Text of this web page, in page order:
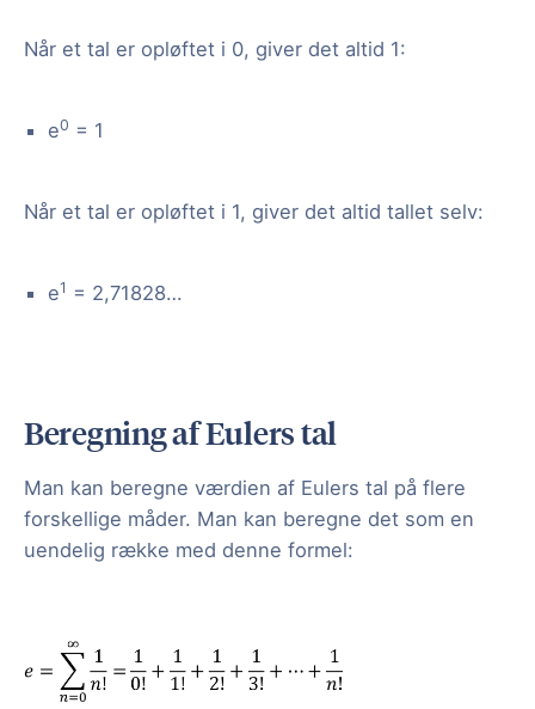
Når et tal er opløftet i 0, giver det altid 1:
e0 = 1
Når et tal er opløftet i 1, giver det altid tallet selv:
e1 = 2,71828…
Beregning af Eulers tal
Man kan beregne værdien af Eulers tal på flere
forskellige måder. Man kan beregne det som en
uendelig række med denne formel: